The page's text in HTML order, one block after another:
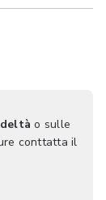
o sulle
conttatta il